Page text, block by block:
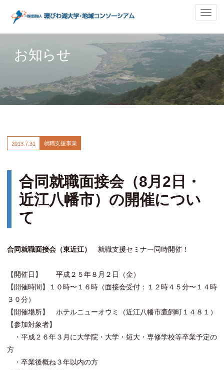
ナ
ビ
ゲ
ー
シ
ョ
ン
替
お知らせ
2013. 7.31 就職支援事業
合同就職面接会（8月2日・
近江八幡市）の開催につい
て
合同就職面接会（東近江） 就職支援セミナー同時開催！
【開催日】 平成２５年８月２日（金）
【開催時間】１０時〜１６時（面接会受付：１２時４５分〜１４時
３０分）
【開催場所】 ホテルニューオウミ（近江八幡市鷹飼町１４８１）
【参加対象者】
・平成２６年３月に大学院・大学・短大・専修学校等卒業予定の
方
・卒業後概ね３年以内の方